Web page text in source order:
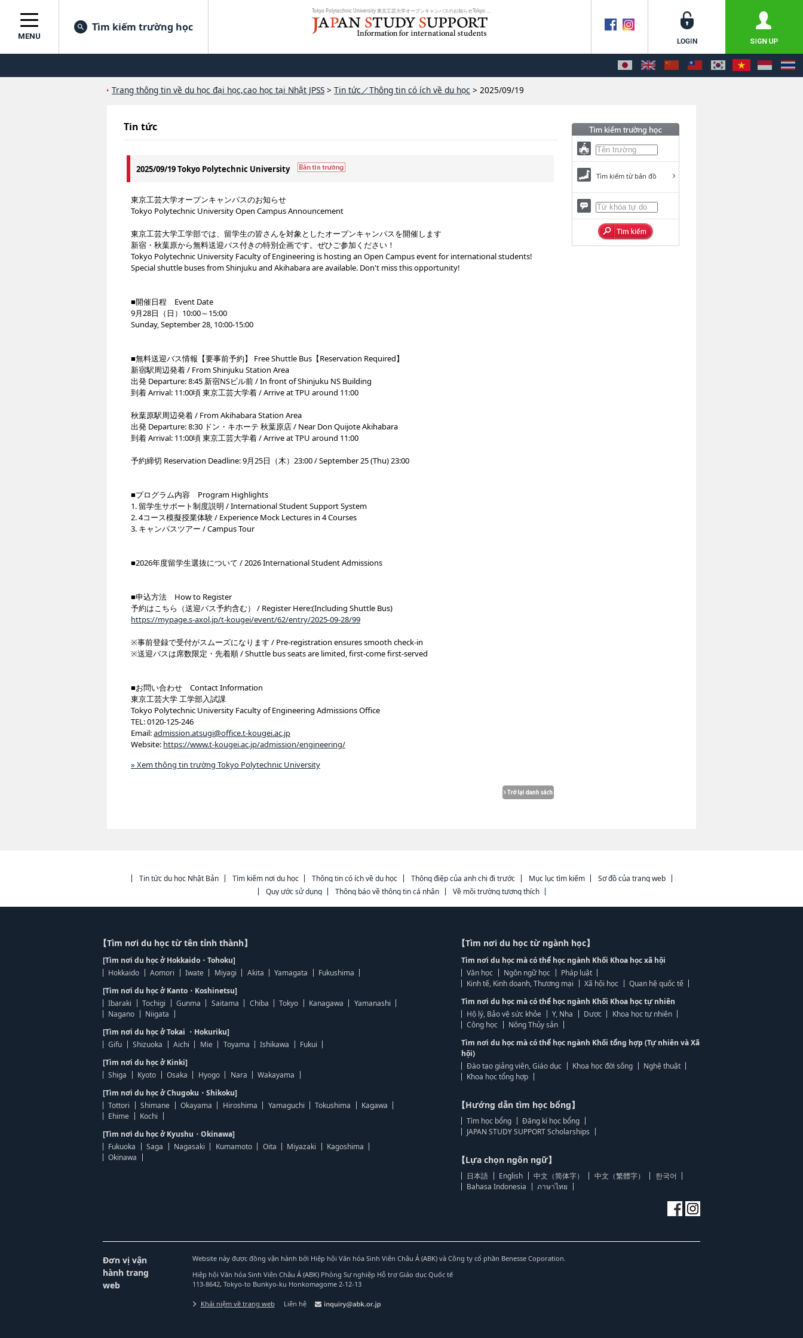
Tokyo Polytechnic University 東京工芸大学オープンキャンパスのお知らせTokyo ....
MENU
Tìm kiếm trường học
Trang thông tin về du học đại học,cao học tại Nhật JPSS > Tin tức／Thông tin có ích về du học > 2025/09/19
Tin tức
2025/09/19 Tokyo Polytechnic University
東京工芸大学オープンキャンパスのお知らせ
Tokyo Polytechnic University Open Campus Announcement
東京工芸大学工学部では、留学生の皆さんを対象としたオープンキャンパスを開催します
新宿・秋葉原から無料送迎バス付きの特別企画です。ぜひご参加ください！
Tokyo Polytechnic University Faculty of Engineering is hosting an Open Campus event for international students!
Special shuttle buses from Shinjuku and Akihabara are available. Don't miss this opportunity!
■開催日程 Event Date
9月28日（日）10:00～15:00
Sunday, September 28, 10:00-15:00
■無料送迎バス情報【要事前予約】 Free Shuttle Bus【Reservation Required】
新宿駅周辺発着 / From Shinjuku Station Area
出発 Departure: 8:45 新宿NSビル前 / In front of Shinjuku NS Building
到着 Arrival: 11:00頃 東京工芸大学着 / Arrive at TPU around 11:00
秋葉原駅周辺発着 / From Akihabara Station Area
出発 Departure: 8:30 ドン・キホーテ 秋葉原店 / Near Don Quijote Akihabara
到着 Arrival: 11:00頃 東京工芸大学着 / Arrive at TPU around 11:00
予約締切 Reservation Deadline: 9月25日（木）23:00 / September 25 (Thu) 23:00
■プログラム内容 Program Highlights
1. 留学生サポート制度説明 / International Student Support System
2. 4コース模擬授業体験 / Experience Mock Lectures in 4 Courses
3. キャンパスツアー / Campus Tour
■2026年度留学生選抜について / 2026 International Student Admissions
■申込方法 How to Register
予約はこちら（送迎バス予約含む） / Register Here:(Including Shuttle Bus)
https://mypage.s-axol.jp/t-kougei/event/62/entry/2025-09-28/99
※事前登録で受付がスムーズになります / Pre-registration ensures smooth check-in
※送迎バスは席数限定・先着順 / Shuttle bus seats are limited, first-come first-served
■お問い合わせ Contact Information
東京工芸大学 工学部入試課
Tokyo Polytechnic University Faculty of Engineering Admissions Office
TEL: 0120-125-246
Email:admission.atsugi@office.t-kougei.ac.jp
Website: https://www.t-kougei.ac.jp/admission/engineering/
» Xem thông tin trường Tokyo Polytechnic University
Tìm kiếm từ bản đồ
Tin tức du học Nhật Bản Tìm kiếm nơi du học Thông tin có ích về du học Thông điệp của anh chị đi trước Mục lục tìm kiếm
Sơ đồ của trang web
Quy ước sử dụng
Thông báo về thông tin cá nhân Về môi trường tương thích
【Tìm nơi du học từ tên tỉnh thành】
[Tìm nơi du học ở Hokkaido・Tohoku]
Hokkaido
Aomori Iwate Miyagi Akita Yamagata
Fukushima
[Tìm nơi du học ở Kanto・Koshinetsu]
Ibaraki
Tochigi Gunma Saitama Chiba Tokyo Kanagawa
Yamanashi
Nagano
Niigata
[Tìm nơi du học ở Tokai ・Hokuriku]
Gifu
Shizuoka Aichi Mie Toyama Ishikawa
Fukui
[Tìm nơi du học ở Kinki]
Shiga
Kyoto Osaka Hyogo Nara
Wakayama
[Tìm nơi du học ở Chugoku・Shikoku]
Tottori
Shimane Okayama Hiroshima Yamaguchi Tokushima
Kagawa
Ehime
Kochi
[Tìm nơi du học ở Kyushu・Okinawa]
Fukuoka
Saga Nagasaki Kumamoto Oita Miyazaki
Kagoshima
Okinawa
【Tìm nơi du học từ ngành học】
Tìm nơi du học mà có thể học ngành Khối Khoa học xã hội
Văn học
Ngôn ngữ học
Pháp luật
Kinh tế, Kinh doanh, Thương mại
Xã hội học
Quan hệ quốc tế
Tìm nơi du học mà có thể học ngành Khối Khoa học tự nhiên
Hộ lý, Bảo vệ sức khỏe
Y, Nha Dược
Khoa học tự nhiên
Công học
Nông Thủy sản
Tìm nơi du học mà có thể học ngành Khối tổng hợp (Tự nhiên và Xã
hội)
Đào tạo giảng viên, Giáo dục
Khoa học đời sống
Nghệ thuật
Khoa học tổng hợp
【Hướng dẫn tìm học bổng】
Tìm học bổng
Đăng kí học bổng
JAPAN STUDY SUPPORT Scholarships
【Lựa chọn ngôn ngữ】
日本語 English 中文（简体字） 中文（繁體字）
한국어
Bahasa Indonesia
ภาษาไทย
Đơn vị vận
hành trang
web
Website này được đồng vận hành bởi Hiệp hội Văn hóa Sinh Viên Châu Á (ABK) và Công ty cổ phần Benesse Coporation.
Hiệp hội Văn hóa Sinh Viên Châu Á (ABK) Phòng Sự nghiệp Hỗ trợ Giáo dục Quốc tế
113-8642, Tokyo-to Bunkyo-ku Honkomagome 2-12-13
Khái niệm về trang web Liên hệ